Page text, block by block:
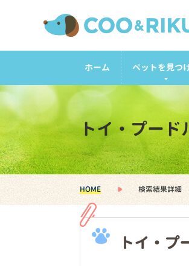
ホーム ペットを見つ
トイ・プー
HOME 検索結果詳細
トイ・